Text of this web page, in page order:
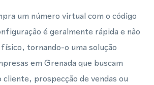
um número virtual com o código
é geralmente rápida e não
tornando-o uma solução
em Grenada que buscam
prospecção de vendas ou